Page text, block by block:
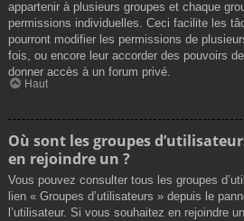
appartenir à plusieurs groupes et chaque
permissions individuelles. Ceci facilite les
pourront modifier les permissions de
fois, ou encore leur accorder des pouvoirs
donner accès à un forum privé.
Haut
Où sont les groupes
en rejoindre un ?
Vous pouvez consulter tous les groupes
lien « Groupes d’utilisateurs » depuis le
l’utilisateur. Si vous souhaitez en rejoindre